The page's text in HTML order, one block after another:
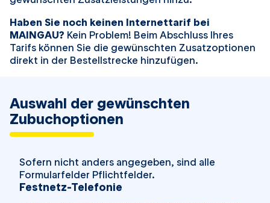
Haben Sie noch keinen Internettarif bei
MAINGAU? Kein Problem! Beim Abschluss Ihres
Tarifs können Sie die gewünschten Zusatzoptionen
direkt in der Bestellstrecke hinzufügen.
Auswahl der gewünschten
Zubuchoptionen
Sofern nicht anders angegeben, sind alle
Formularfelder Pflichtfelder.
Festnetz-Telefonie